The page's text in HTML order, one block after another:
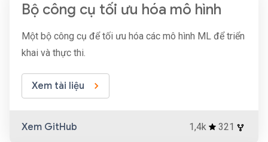
Bộ công cụ tối ưu hóa mô hình
Một bộ công cụ để tối ưu hóa các mô hình ML để triển
khai và thực thi.
Xem tài liệu
Xem GitHub 1,4k 321